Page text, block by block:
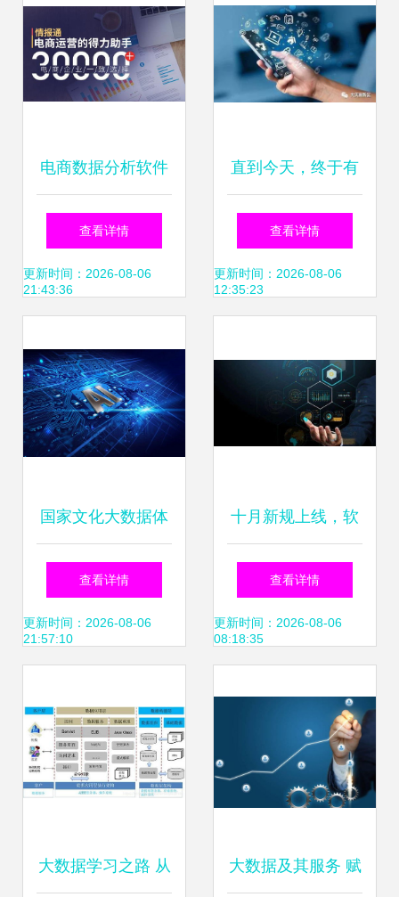
增三倍
电商数据分析软件
推荐与选型指南
查看详情
更新时间：2026-08-06
21:43:36
直到今天，终于有
人说明白了 云计
算、大数据与人工
道
查看详情
更新时间：2026-08-06
12:35:23
国家文化大数据体
系 构筑文化产业新
基建的坚实底座
查看详情
更新时间：2026-08-06
21:57:10
十月新规上线，软
件开发领域迎来关
键变革
查看详情
更新时间：2026-08-06
08:18:35
大数据学习之路 从 大数据及其服务 赋